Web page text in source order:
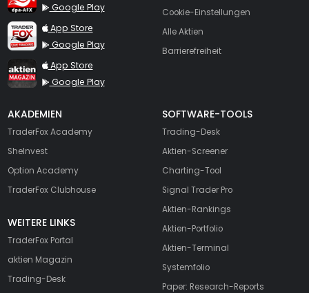
Google Play
TraderFox Live Trading
App Store
Google Play
TraderFox aktien Magazin
App Store
Google Play
Cookie-Einstellungen
Alle Aktien
Barrierefreiheit
AKADEMIEN
TraderFox Academy
SheInvest
Option Academy
TraderFox Clubhouse
WEITERE LINKS
TraderFox Portal
aktien Magazin
Trading-Desk
SOFTWARE-TOOLS
Trading-Desk
Aktien-Screener
Charting-Tool
Signal Trader Pro
Aktien-Rankings
Aktien-Portfolio
Aktien-Terminal
Systemfolio
Paper: Research-Reports